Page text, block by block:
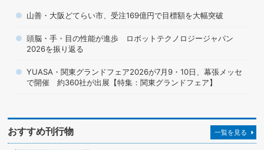
山善・大阪どてらい市、受注169億円で目標額を大幅突破
頭脳・手・目の性能が進歩 ロボットテクノロジージャパン
2026を振り返る
YUASA・関東グランドフェア2026が7月9・10日、幕張メッセ
で開催 約360社が出展【特集：関東グランドフェア】
おすすめ刊行物 一覧を見る